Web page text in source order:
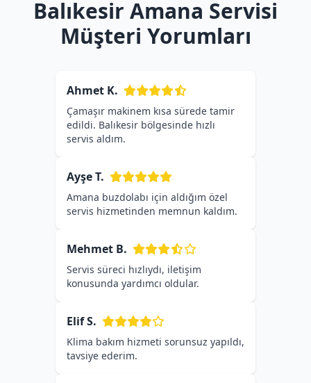
Balıkesir Amana Servisi
Müşteri Yorumları
Ahmet K.
Çamaşır makinem kısa sürede tamir
edildi. Balıkesir bölgesinde hızlı
servis aldım.
Ayşe T.
Amana buzdolabı için aldığım özel
servis hizmetinden memnun kaldım.
Mehmet B.
Servis süreci hızlıydı, iletişim
konusunda yardımcı oldular.
Elif S.
Klima bakım hizmeti sorunsuz yapıldı,
tavsiye ederim.